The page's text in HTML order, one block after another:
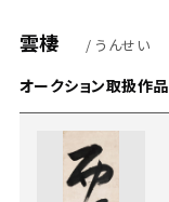
雲棲 / うんせい
オークション取扱作品